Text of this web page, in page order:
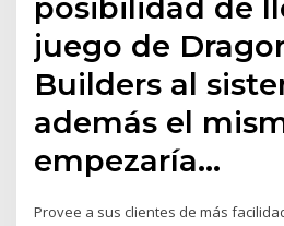
juego de
Builders al
además el
empezaría…
Provee a sus clientes de más